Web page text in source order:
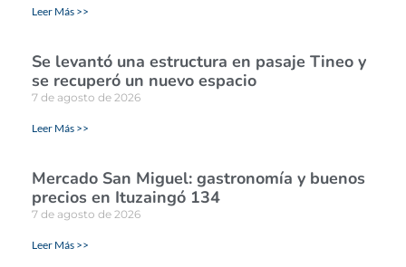
Leer Más >>
Se levantó una estructura en pasaje Tineo y
se recuperó un nuevo espacio
7 de agosto de 2026
Leer Más >>
Mercado San Miguel: gastronomía y buenos
precios en Ituzaingó 134
7 de agosto de 2026
Leer Más >>